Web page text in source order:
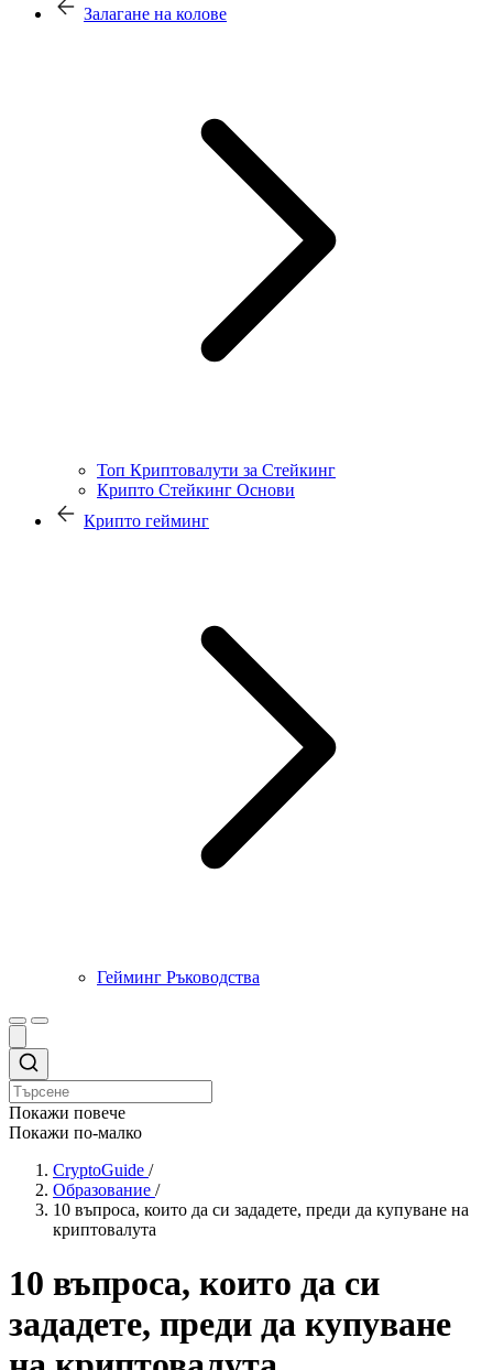
Залагане на колове
Топ Криптовалути за Стейкинг
Крипто Стейкинг Основи
Крипто гейминг
Гейминг Ръководства
Покажи повече
Покажи по-малко
CryptoGuide /
Образование /
10 въпроса, които да си зададете, преди да купуване на
криптовалута
10 въпроса, които да си
зададете, преди да купуване